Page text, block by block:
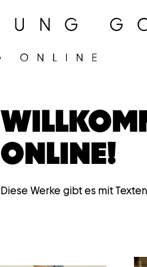
ONLINE!
Diese Werke gibt es mit